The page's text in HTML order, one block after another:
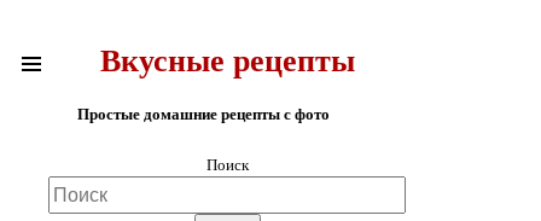
Вкусные рецепты
Простые домашние рецепты с фото
Поиск